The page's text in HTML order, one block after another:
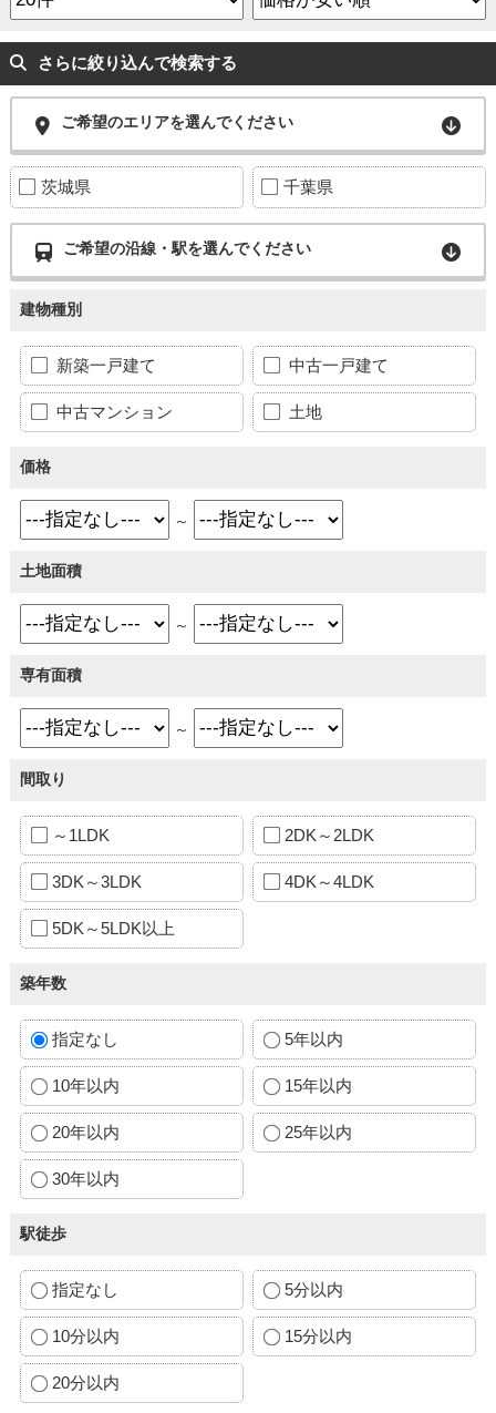
さらに絞り込んで検索する
ご希望のエリアを選んでください
茨城県 千葉県
ご希望の沿線・駅を選んでください
建物種別
新築一戸建て 中古一戸建て
中古マンション 土地
価格
～
土地面積
～
専有面積
～
間取り
～1LDK 2DK～2LDK
3DK～3LDK 4DK～4LDK
5DK～5LDK以上
築年数
指定なし 5年以内
10年以内 15年以内
20年以内 25年以内
30年以内
駅徒歩
指定なし 5分以内
10分以内 15分以内
20分以内